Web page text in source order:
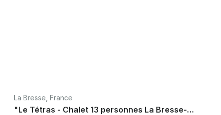
La Bresse, France
"Le Tétras - Chalet 13 personnes La Bresse-